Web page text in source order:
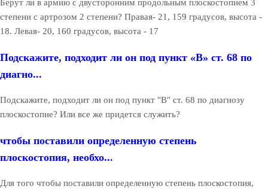
Берут ли в армию с двусторонним продольным плоскостопием 3
степени с артрозом 2 степени? Правая- 21, 159 градусов, высота -
18. Левая- 20, 160 градусов, высота - 17
Подскажите, подходит ли он под пункт «В» ст. 68 по
диагно...
Подскажите, подходит ли он под пункт "В" ст. 68 по диагнозу
плоскостопие? Или все же придется служить?
чтобы поставили определенную степень
плоскостопия, необхо...
Для того чтобы поставили определенную степень плоскостопия,